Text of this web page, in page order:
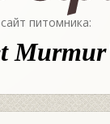
питомника: